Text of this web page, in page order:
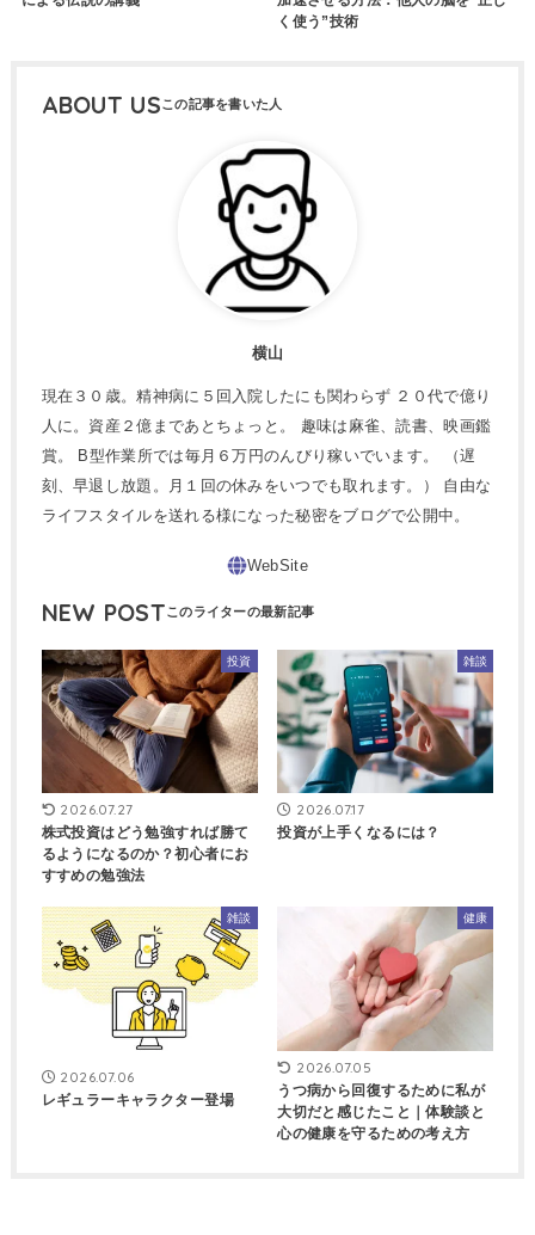
く使う”技術
ABOUT US
横山
現在３０歳。精神病に５回入院したにも関わらず ２０代で億り
人に。資産２億まであとちょっと。 趣味は麻雀、読書、映画鑑
賞。 B型作業所では毎月６万円のんびり稼いでいます。 （遅
刻、早退し放題。月１回の休みをいつでも取れます。） 自由な
ライフスタイルを送れる様になった秘密をブログで公開中。
NEW POST
投資
2026.07.27
株式投資はどう勉強すれば勝て
るようになるのか？初心者にお
すすめの勉強法
雑談
2026.07.17
投資が上手くなるには？
雑談
2026.07.06
レギュラーキャラクター登場
健康
2026.07.05
うつ病から回復するために私が
大切だと感じたこと｜体験談と
心の健康を守るための考え方